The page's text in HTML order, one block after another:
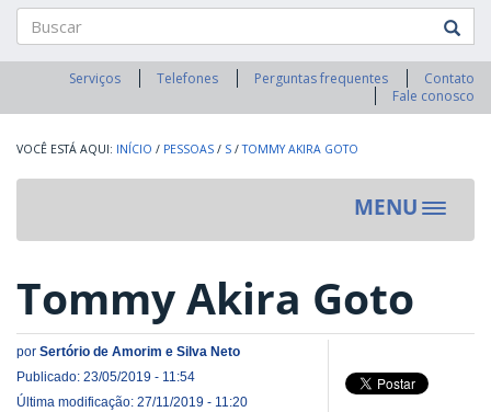
Buscar
Serviços Telefones Perguntas frequentes
Contato
Fale conosco
INÍCIO / PESSOAS / S / TOMMY AKIRA GOTO
MENU
Toggle
Tommy Akira Goto
por Sertório de Amorim e Silva Neto
Publicado: 23/05/2019 - 11:54
Última modificação: 27/11/2019 - 11:20